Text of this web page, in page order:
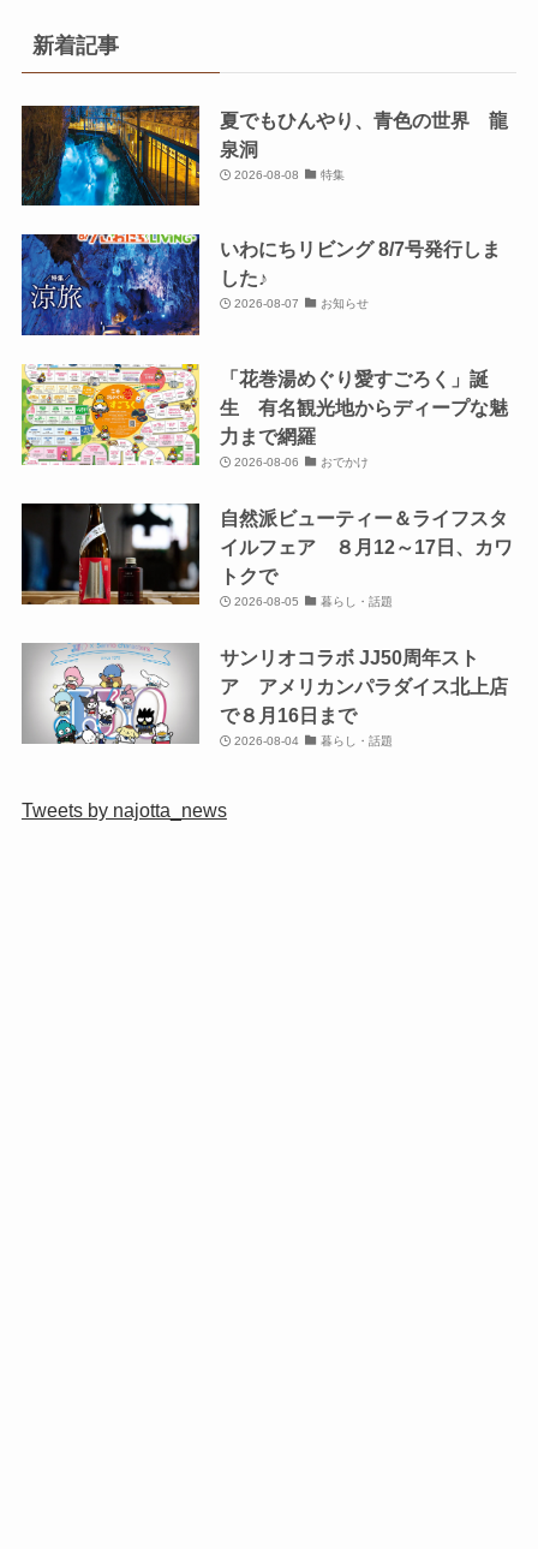
新着記事
夏でもひんやり、青色の世界 龍
泉洞
2026-08-08 特集
いわにちリビング 8/7号発行しま
した♪
2026-08-07 お知らせ
「花巻湯めぐり愛すごろく」誕
生 有名観光地からディープな魅
力まで網羅
2026-08-06 おでかけ
自然派ビューティー＆ライフスタ
イルフェア ８月12～17日、カワ
トクで
2026-08-05 暮らし・話題
サンリオコラボ JJ50周年スト
ア アメリカンパラダイス北上店
で８月16日まで
2026-08-04 暮らし・話題
Tweets by najotta_news